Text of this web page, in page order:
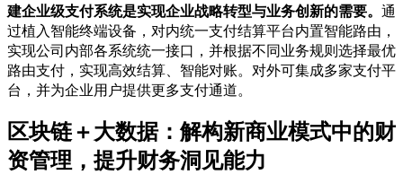
建企业级支付系统是实现企业战略转型与业务创新的需要。 通
过植入智能终端设备，对内统一支付结算平台内置智能路由，
实现公司内部各系统统一接口，并根据不同业务规则选择最优
路由支付，实现高效结算、智能对账。对外可集成多家支付平
台，并为企业用户提供更多支付通道。
区块链＋大数据：解构新商业模式中的财
资管理，提升财务洞见能力